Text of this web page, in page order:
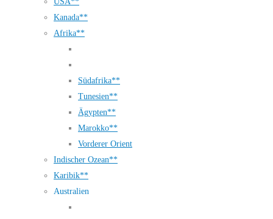
Kanada**
Afrika**
Südafrika**
Tunesien**
Ägypten**
Marokko**
Vorderer Orient
Indischer Ozean**
Karibik**
Australien